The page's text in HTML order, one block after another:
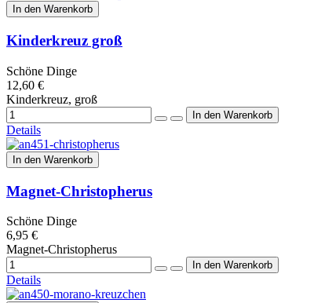
In den Warenkorb
Kinderkreuz groß
Schöne Dinge
12,60 €
Kinderkreuz, groß
Details
In den Warenkorb
Magnet-Christopherus
Schöne Dinge
6,95 €
Magnet-Christopherus
Details